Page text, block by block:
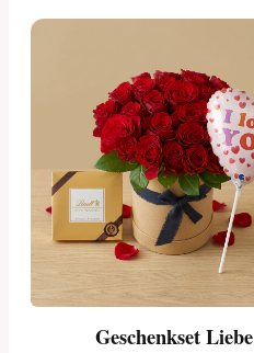
Geschenkset Liebe